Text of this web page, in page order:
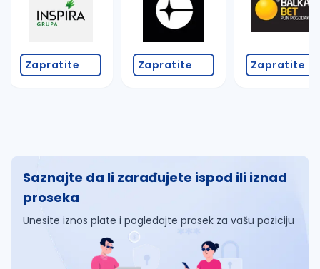
Zapratite Zapratite Zapratite
Saznajte da li zarađujete ispod ili iznad
proseka
Unesite iznos plate i pogledajte prosek za vašu poziciju